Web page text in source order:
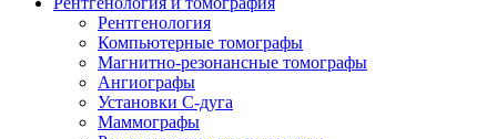
Рентгенология
Компьютерные томографы
Магнитно-резонансные томографы
Ангиографы
Установки С-дуга
Маммографы